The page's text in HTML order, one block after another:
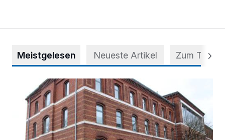
Meistgelesen Neueste Artikel Zum Thema
Abstimmung für Heimatpreis noch möglich